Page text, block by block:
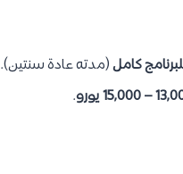
(مدته عادة سنتين).
15,000 يورو .